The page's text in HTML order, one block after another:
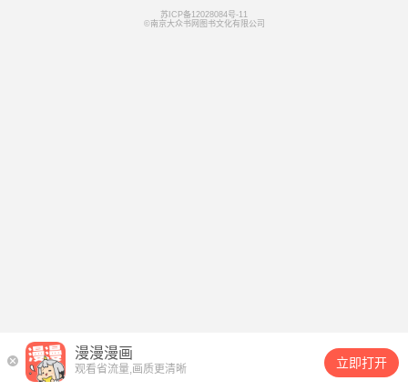
苏ICP备12028084号-11
©南京大众书网图书文化有限公司
漫漫漫画
观看省流量,画质更清晰 立即打开